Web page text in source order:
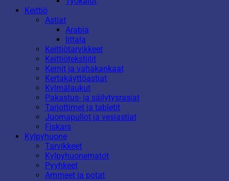
Keittiö
Astiat
Arabia
Iittala
Keittiötarvikkeet
Keittiötekstiilit
Kernit ja vahakankaat
Kertakäyttöastiat
Kylmälaukut
Pakastus- ja säilytysrasiat
Tarjottimet ja tabletit
Juomapullot ja vesiastiat
Fiskars
Kylpyhuone
Tarvikkeet
Kylpyhuonematot
Pyyhkeet
Ammeet ja potat